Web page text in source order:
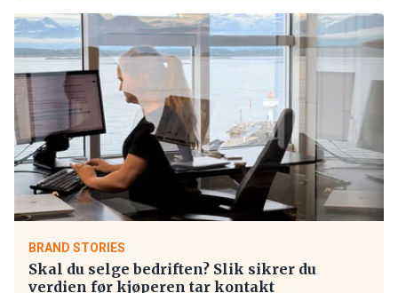
BRAND STORIES
Skal du selge bedriften? Slik sikrer du
verdien før kjøperen tar kontakt